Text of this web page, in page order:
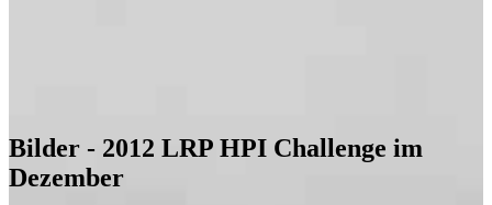
Bilder - 2012 LRP HPI Challenge im
Dezember